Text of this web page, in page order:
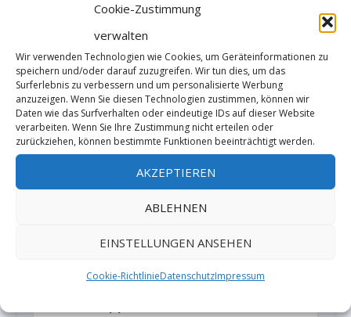
Cookie-Zustimmung
verwalten
Wir verwenden Technologien wie Cookies, um Geräteinformationen zu
speichern und/oder darauf zuzugreifen. Wir tun dies, um das
Surferlebnis zu verbessern und um personalisierte Werbung
anzuzeigen. Wenn Sie diesen Technologien zustimmen, können wir
Daten wie das Surfverhalten oder eindeutige IDs auf dieser Website
verarbeiten. Wenn Sie Ihre Zustimmung nicht erteilen oder
zurückziehen, können bestimmte Funktionen beeinträchtigt werden.
AKZEPTIEREN
ABLEHNEN
EINSTELLUNGEN ANSEHEN
Cookie-RichtlinieDatenschutzImpressum
Auswüchse des Kletterns und
Boulderns als Trendsportart?
29. Juli 2020